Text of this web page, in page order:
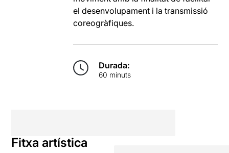
el desenvolupament i la transmissió
coreogràfiques.
Durada:
60 minuts
Fitxa artística